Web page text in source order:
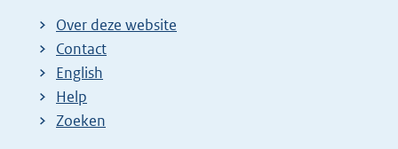
Over deze website
Contact
English
Help
Zoeken